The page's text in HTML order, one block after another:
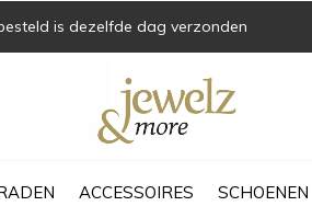
ACCESSOIRES SCHOENEN
is dezelfde dag verzonden